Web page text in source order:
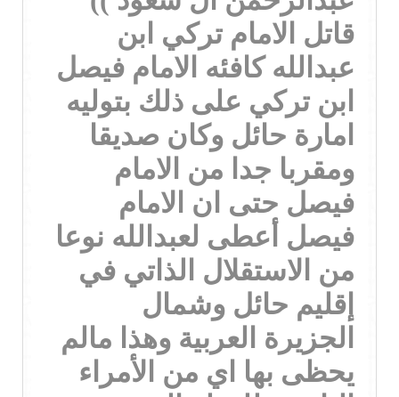
قاتل الامام تركي ابن
عبدالله كافئه الامام فيصل
ابن تركي على ذلك بتوليه
امارة حائل وكان صديقا
ومقربا جدا من الامام
فيصل حتى ان الامام
فيصل أعطى لعبدالله نوعا
من الاستقلال الذاتي في
إقليم حائل وشمال
الجزيرة العربية وهذا مالم
يحظى بها اي من الأمراء